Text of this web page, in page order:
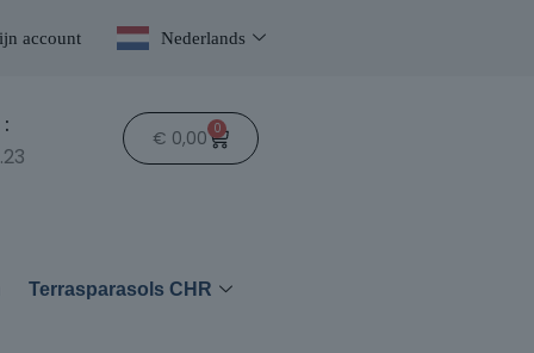
account Nederlands
€ 0,00 0
Terrasparasols CHR